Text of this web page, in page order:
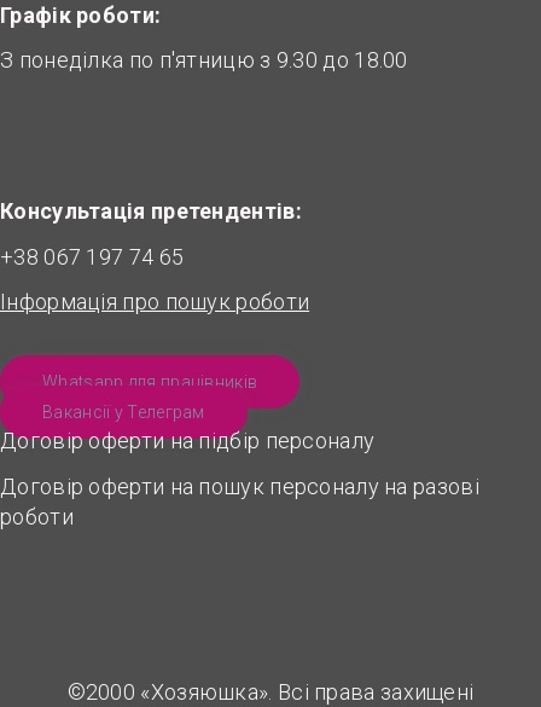
Графік роботи:
З понеділка по п'ятницю з 9.30 до 18.00
Консультація претендентів:
+38 067 197 74 65
Інформація про пошук роботи
Whatsapp для працівників
Вакансії у Телеграм
Договір оферти на підбір персоналу
Договір оферти на пошук персоналу на разові
роботи
©2000 «Хозяюшка». Всі права захищені